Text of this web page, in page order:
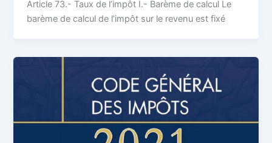
Article 73.- Taux de l’impôt I.- Barème de calcul Le
barème de calcul de l’impôt sur le revenu est fixé